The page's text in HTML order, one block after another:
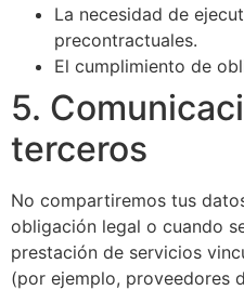
La necesidad de
precontractuales.
El cumplimiento de
5.
terceros
No compartiremos tus
obligación legal o cuando
prestación de servicios
(por ejemplo, proveedores